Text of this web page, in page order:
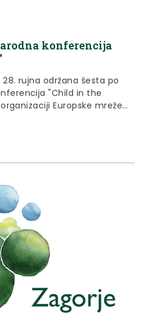
konferencija
rujna održana šesta po
"Child in the
Europske mreže
lokalni partneri cjelokupnog